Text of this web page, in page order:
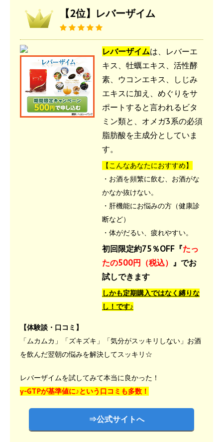
【2位】レバーザイム
レバーザイムは、レバーエ
キス、牡蠣エキス、活性酵
素、 ウコンエキス、しじみ
エキスに加え、 めぐりをサ
ポートすると言われるビタ
ミン類と、 オメガ3系の必須
脂肪酸を主成分としていま
す。
【こんなあなたにおすすめ】
・お酒を頻繁に飲む、お酒がな
かなか抜けない。
・肝機能にお悩みの方（健康診
断など）
・体がだるい、疲れやすい。
初回限定約75％OFF『たっ
たの500円（税込）
』でお
試しできます
しかも定期購入ではなく縛りな
し！です♪
【体験談・口コミ】
「ムカムカ」「ズキズキ」「気分がスッキリしない」お酒
を飲んだ翌朝の悩みを解決してスッキリ☆
レバーザイムを試してみて本当に良かった！
γ-GTPが基準値に♪という口コミも多数！
⇒公式サイトへ